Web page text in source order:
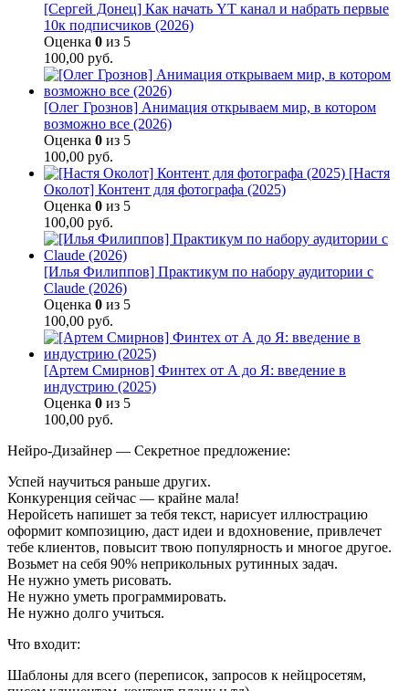
[Сергей Донец] Как начать YT канал и набрать первые
10к подписчиков (2026)
Оценка 0 из 5
100,00 руб.
[Олег Грознов] Анимация открываем мир, в котором
возможно все (2026)
Оценка 0 из 5
100,00 руб.
[Настя
Околот] Контент для фотографа (2025)
Оценка 0 из 5
100,00 руб.
[Илья Филиппов] Практикум по набору аудитории с
Claude (2026)
Оценка 0 из 5
100,00 руб.
[Артем Смирнов] Финтех от А до Я: введение в
индустрию (2025)
Оценка 0 из 5
100,00 руб.
Нейро-Дизайнер — Секретное предложение:
Успей научиться раньше других.
Конкуренция сейчас — крайне мала!
Неройсеть напишет за тебя текст, нарисует иллюстрацию
оформит композицию, даст идеи и вдохновение, привлечет
тебе клиентов, повысит твою популярность и многое другое.
Возьмет на себя 90% неприкольных рутинных задач.
Не нужно уметь рисовать.
Не нужно уметь программировать.
Не нужно долго учиться.
Что входит:
Шаблоны для всего (переписок, запросов к нейцросетям,